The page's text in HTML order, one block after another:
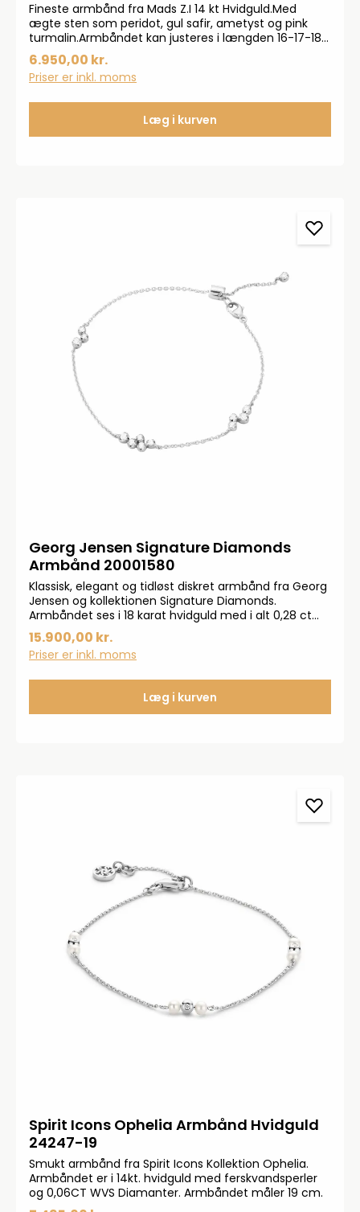
Fineste armbånd fra Mads Z.I 14 kt Hvidguld.Med
ægte sten som peridot, gul safir, ametyst og pink
turmalin.Armbåndet kan justeres i længden 16-17-18
cm.
6.950,00 kr.
Priser er inkl. moms
Læg i kurven
Georg Jensen Signature Diamonds
Armbånd 20001580
Klassisk, elegant og tidløst diskret armbånd fra Georg
Jensen og kollektionen Signature Diamonds.
Armbåndet ses i 18 karat hvidguld med i alt 0,28 ct
TW.VVS diamanter. Armbåndet måler 18 cm og kan
justeres ned til 14,5 cm ved hjælp af øjerne.
15.900,00 kr.
Priser er inkl. moms
Læg i kurven
Spirit Icons Ophelia Armbånd Hvidguld
24247-19
Smukt armbånd fra Spirit Icons Kollektion Ophelia.
Armbåndet er i 14kt. hvidguld med ferskvandsperler
og 0,06CT WVS Diamanter. Armbåndet måler 19 cm.